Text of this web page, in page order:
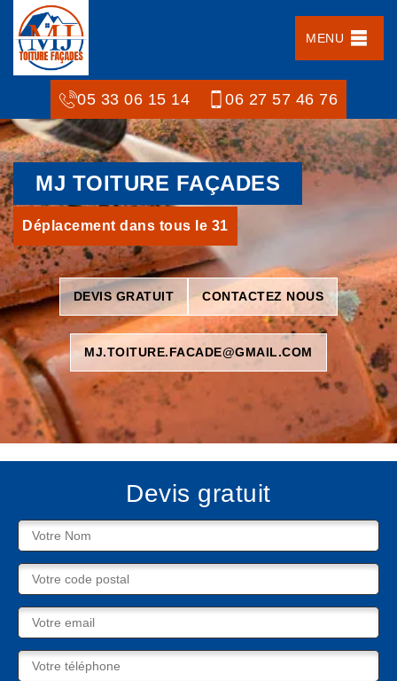
MENU
05 33 06 15 14 06 27 57 46 76
MJ TOITURE FAÇADES
Déplacement dans tous le 31
DEVIS GRATUIT CONTACTEZ NOUS
MJ.TOITURE.FACADE@GMAIL.COM
Devis gratuit